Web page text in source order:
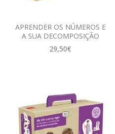
APRENDER OS NÚMEROS E
A SUA DECOMPOSIÇÃO
29,50€